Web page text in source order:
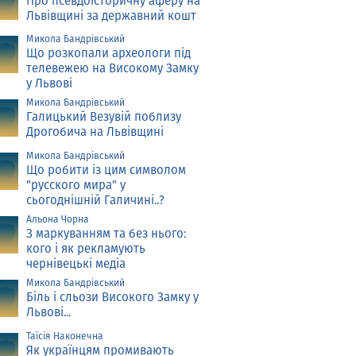
Львівщині за державний кошт
Микола Бандрівський
Що розкопали археологи під
телевежею на Високому Замку
у Львові
Микола Бандрівський
Галицький Везувій поблизу
Дрогобича на Львівщині
Микола Бандрівський
Що робити із цим символом
"русского мира" у
сьогоднішній Галичині..?
Альона Чорна
З маркуванням та без нього:
кого і як рекламують
чернівецькі медіа
Микола Бандрівський
Біль і сльози Високого Замку у
Львові...
Таїсія Наконечна
Як українцям промивають